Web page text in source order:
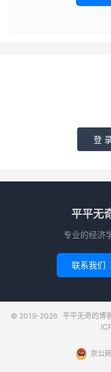
登
平平无
专业的经济
联系我们
© 2019-2026 平平无奇的博
京公